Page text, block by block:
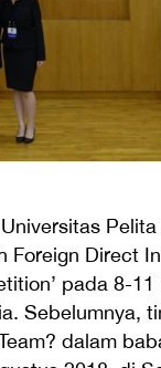
Foreign Direct
pada 8-11
Sebelumnya,
dalam